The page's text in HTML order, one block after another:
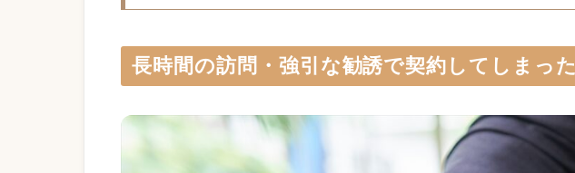
長時間の訪問・強引な勧誘で契約してしまった